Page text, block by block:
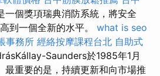
一個獎項瑞典消防系統，將安全
到一個全新的水平。 what is seo
事務所 經絡按摩課程台北 自助式
Saunders於1985年1月
最重要的是，持續更新和向市場推